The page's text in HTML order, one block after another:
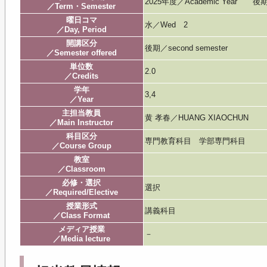
／Term・Semester
曜日コマ
／Day, Period
水／Wed 2
開講区分
／Semester offered
後期／second semester
単位数
／Credits
2.0
学年
／Year
3,4
主担当教員
／Main Instructor
黄 孝春／HUANG XIAOCHUN
科目区分
／Course Group
専門教育科目 学部専門科目
教室
／Classroom
必修・選択
／Required/Elective
選択
授業形式
／Class Format
講義科目
メディア授業
／Media lecture
－